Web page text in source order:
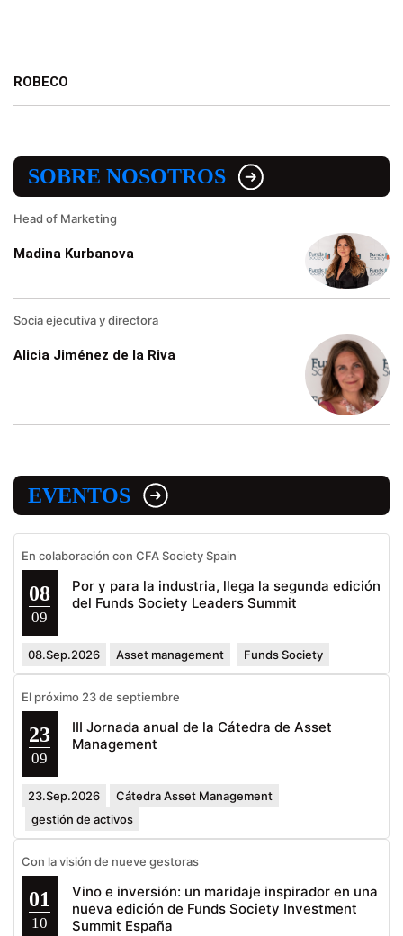
ROBECO
SOBRE NOSOTROS
Head of Marketing
Madina Kurbanova
Socia ejecutiva y directora
Alicia Jiménez de la Riva
EVENTOS
En colaboración con CFA Society Spain
08
09
Por y para la industria, llega la segunda edición
del Funds Society Leaders Summit
08.Sep.2026 Asset management Funds Society
El próximo 23 de septiembre
23
09
III Jornada anual de la Cátedra de Asset
Management
23.Sep.2026
Cátedra Asset Management
gestión de activos
Con la visión de nueve gestoras
01
10
Vino e inversión: un maridaje inspirador en una
nueva edición de Funds Society Investment
Summit España